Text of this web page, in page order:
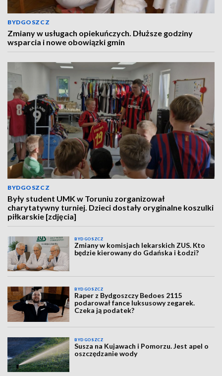
BYDGOSZCZ
Zmiany w usługach opiekuńczych. Dłuższe godziny
wsparcia i nowe obowiązki gmin
BYDGOSZCZ
Były student UMK w Toruniu zorganizował
charytatywny turniej. Dzieci dostały oryginalne koszulki
piłkarskie [zdjęcia]
BYDGOSZCZ
Zmiany w komisjach lekarskich ZUS. Kto
będzie kierowany do Gdańska i Łodzi?
BYDGOSZCZ
Raper z Bydgoszczy Bedoes 2115
podarował fance luksusowy zegarek.
Czeka ją podatek?
BYDGOSZCZ
Susza na Kujawach i Pomorzu. Jest apel o
oszczędzanie wody